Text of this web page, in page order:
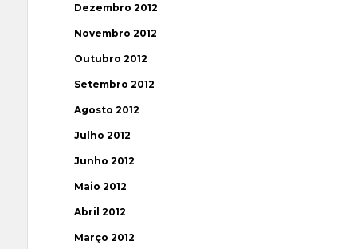
Dezembro 2012
Novembro 2012
Outubro 2012
Setembro 2012
Agosto 2012
Julho 2012
Junho 2012
Maio 2012
Abril 2012
Março 2012